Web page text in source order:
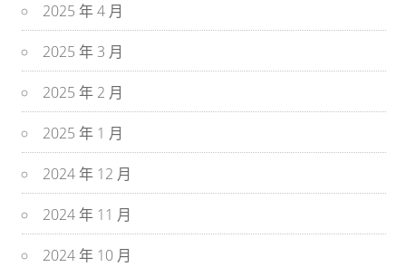
2025 年 4 月
2025 年 3 月
2025 年 2 月
2025 年 1 月
2024 年 12 月
2024 年 11 月
2024 年 10 月